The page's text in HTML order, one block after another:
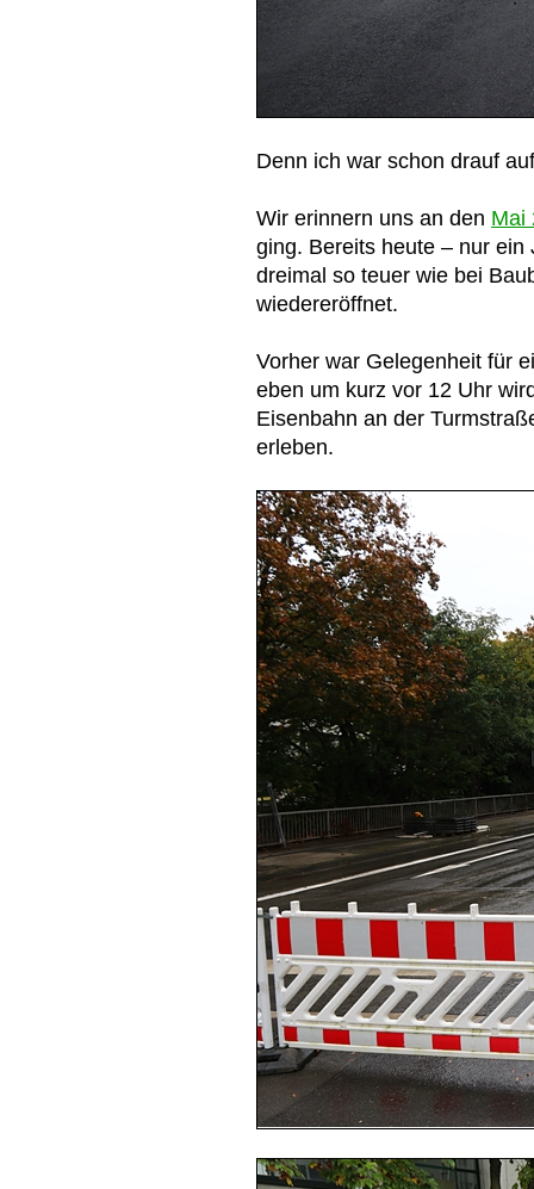
Denn ich war schon drauf
Wir erinnern uns an den Mai
ging. Bereits heute – nur
dreimal so teuer wie bei
wiedereröffnet.
Vorher war Gelegenheit für
eben um kurz vor 12 Uhr
Eisenbahn an der
erleben.